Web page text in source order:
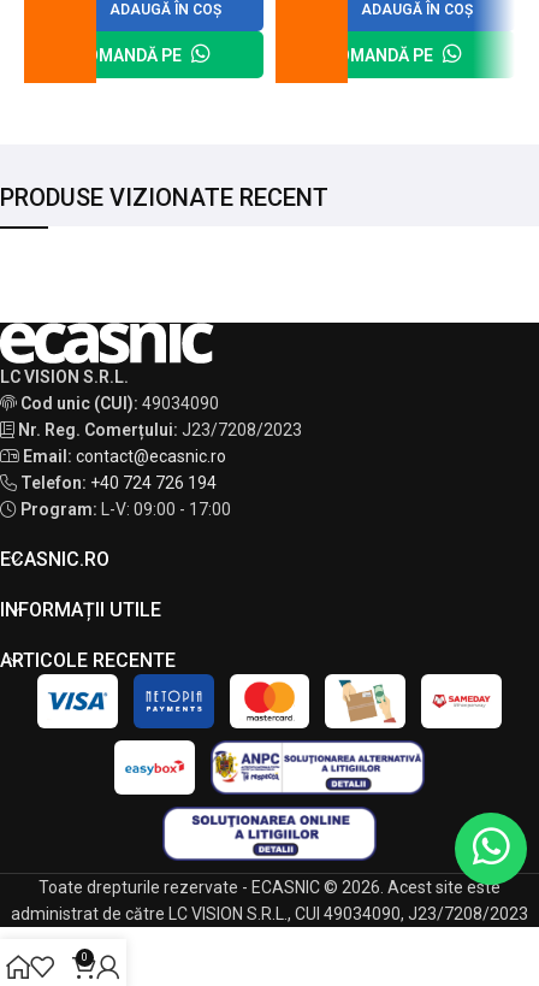
ADAUGĂ ÎN COȘ
COMANDĂ PE
ADAUGĂ ÎN COȘ
COMANDĂ PE
PRODUSE VIZIONATE RECENT
LC VISION S.R.L.
Cod unic (CUI): 49034090
Nr. Reg. Comerțului: J23/7208/2023
Email: contact@ecasnic.ro
Telefon: +40 724 726 194
Program:
L-V: 09:00 - 17:00
ECASNIC.RO
INFORMAȚII UTILE
ARTICOLE RECENTE
Toate drepturile rezervate - ECASNIC © 2026. Acest site este
administrat de către LC VISION S.R.L., CUI 49034090, J23/7208/2023
0